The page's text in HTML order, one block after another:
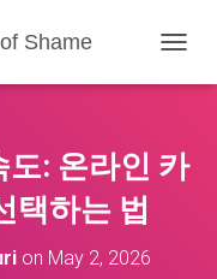
Shame
O
L
도: 온라인 카
택하는 법
on May 2, 2026